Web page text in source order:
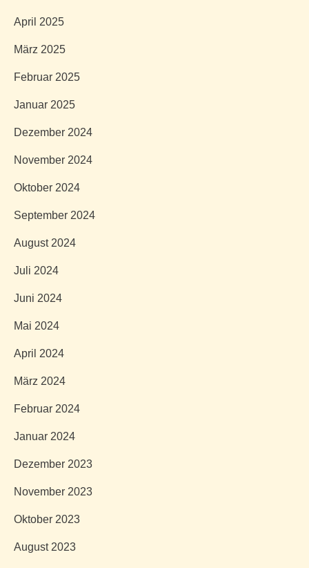
April 2025
März 2025
Februar 2025
Januar 2025
Dezember 2024
November 2024
Oktober 2024
September 2024
August 2024
Juli 2024
Juni 2024
Mai 2024
April 2024
März 2024
Februar 2024
Januar 2024
Dezember 2023
November 2023
Oktober 2023
August 2023